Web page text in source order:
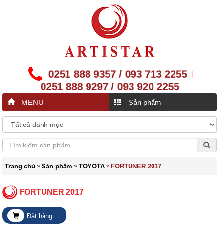
0251 888 9357 / 093 713 2255
0251 888 9297 / 093 920 2255
MENU Sản phẩm
Trang chủ » Sản phẩm » TOYOTA » FORTUNER 2017
FORTUNER 2017
Đặt hàng